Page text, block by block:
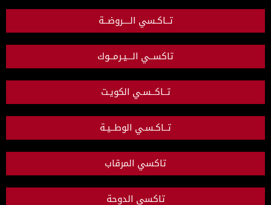
تــاكـسي الــــروضــة
تاكســي الـــيـرمــوك
تــاكــسـي الكويـت
تــاكـسـي الوطــيـة
تاكسي المرقاب
تاكسي الدوحة